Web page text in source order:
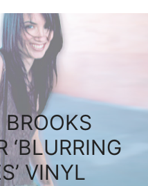
‘BLURRING
VINYL